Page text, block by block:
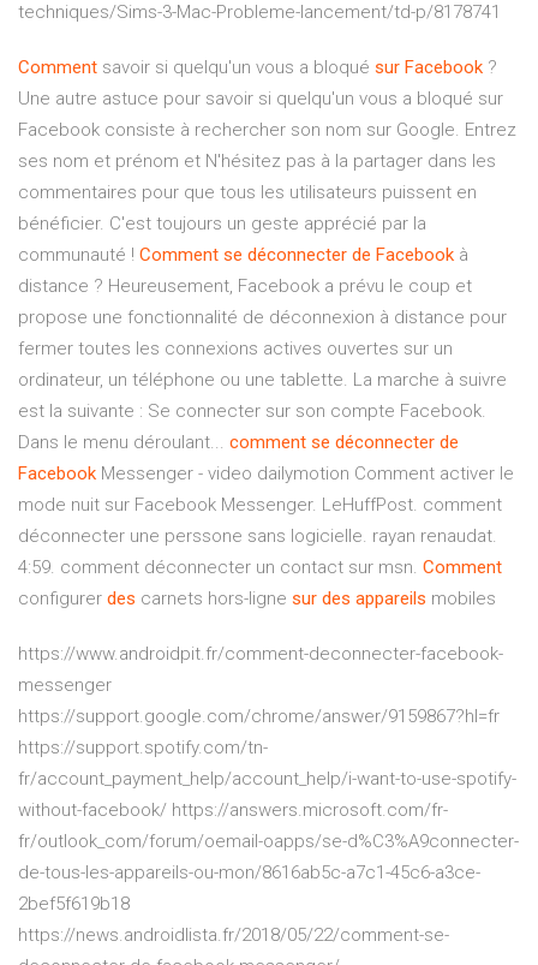
techniques/Sims-3-Mac-Probleme-lancement/td-p/8178741
Comment savoir si quelqu'un vous a bloqué sur Facebook ?
Une autre astuce pour savoir si quelqu'un vous a bloqué sur
Facebook consiste à rechercher son nom sur Google. Entrez
ses nom et prénom et N'hésitez pas à la partager dans les
commentaires pour que tous les utilisateurs puissent en
bénéficier. C'est toujours un geste apprécié par la
communauté ! Comment se déconnecter de Facebook à
distance ? Heureusement, Facebook a prévu le coup et
propose une fonctionnalité de déconnexion à distance pour
fermer toutes les connexions actives ouvertes sur un
ordinateur, un téléphone ou une tablette. La marche à suivre
est la suivante : Se connecter sur son compte Facebook.
Dans le menu déroulant... comment se déconnecter de
Facebook Messenger - video dailymotion Comment activer le
mode nuit sur Facebook Messenger. LeHuffPost. comment
déconnecter une perssone sans logicielle. rayan renaudat.
4:59. comment déconnecter un contact sur msn. Comment
configurer des carnets hors-ligne sur des appareils mobiles
https://www.androidpit.fr/comment-deconnecter-facebook-
messenger
https://support.google.com/chrome/answer/9159867?hl=fr
https://support.spotify.com/tn-
fr/account_payment_help/account_help/i-want-to-use-spotify-
without-facebook/ https://answers.microsoft.com/fr-
fr/outlook_com/forum/oemail-oapps/se-d%C3%A9connecter-
de-tous-les-appareils-ou-mon/8616ab5c-a7c1-45c6-a3ce-
2bef5f619b18
https://news.androidlista.fr/2018/05/22/comment-se-